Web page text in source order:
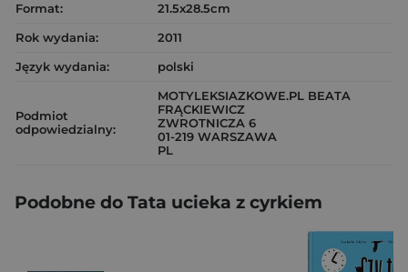
Format:
21.5x28.5cm
Rok wydania:
2011
Język wydania:
polski
Podmiot
odpowiedzialny:
MOTYLEKSIAZKOWE.PL BEATA
FRĄCKIEWICZ
ZWROTNICZA 6
01-219 WARSZAWA
PL
Podobne do Tata ucieka z cyrkiem